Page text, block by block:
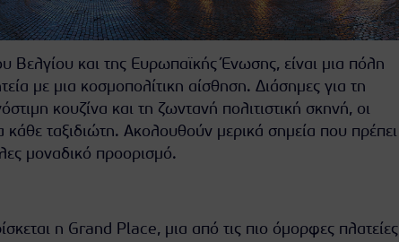
Βελγίου και της Ευρωπαϊκής Ένωσης, είναι μια πόλη
με μια κοσμοπολίτικη αίσθηση. Διάσημες για τη
κουζίνα και τη ζωντανή πολιτιστική σκηνή, οι
ταξιδιώτη. Ακολουθούν μερικά σημεία που πρέπει
μοναδικό προορισμό.
η Grand Place, μια από τις πιο όμορφες πλατείες